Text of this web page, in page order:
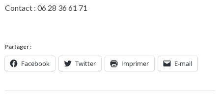
Contact : 06 28 36 61 71
Partager :
Facebook Twitter Imprimer E-mail